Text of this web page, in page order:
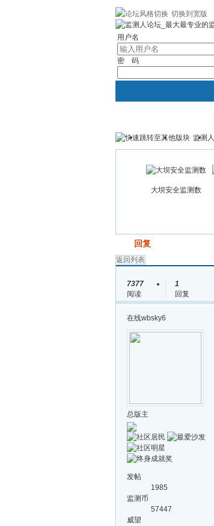
切换到宽版
用户名
密 码
主站 论坛监测
大坝安全监测数
回复
返回列表
7377
阅读
1
回复
在线wbsky6
总版主
发帖
1985
监测币
57447
威望